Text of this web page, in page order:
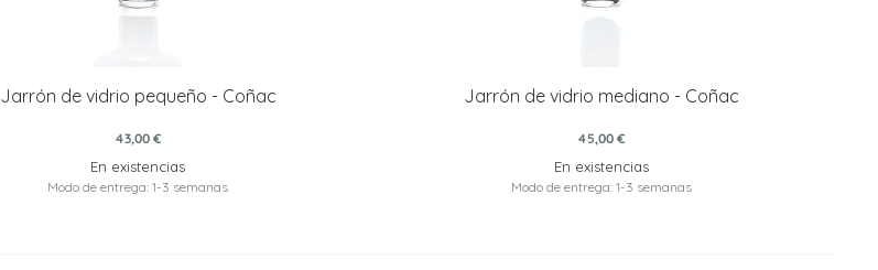
Jarrón de vidrio pequeño - Coñac
43,00 €
En existencias
Modo de entrega: 1-3 semanas
Jarrón de vidrio mediano - Coñac
45,00 €
En existencias
Modo de entrega: 1-3 semanas